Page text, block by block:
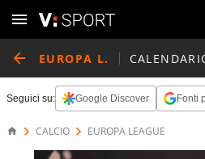
EUROPA L.
Seguici su: Google Discover Fonti
CALCIO EUROPA LEAGUE